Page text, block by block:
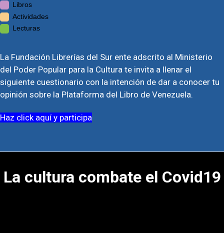
Libros
Actividades
Lecturas
La Fundación Librerías del Sur ente adscrito al Ministerio
del Poder Popular para la Cultura te invita a llenar el
siguiente cuestionario con la intención de dar a conocer tu
opinión sobre la Plataforma del Libro de Venezuela.
Haz click aquí y participa
La cultura combate el Covid19